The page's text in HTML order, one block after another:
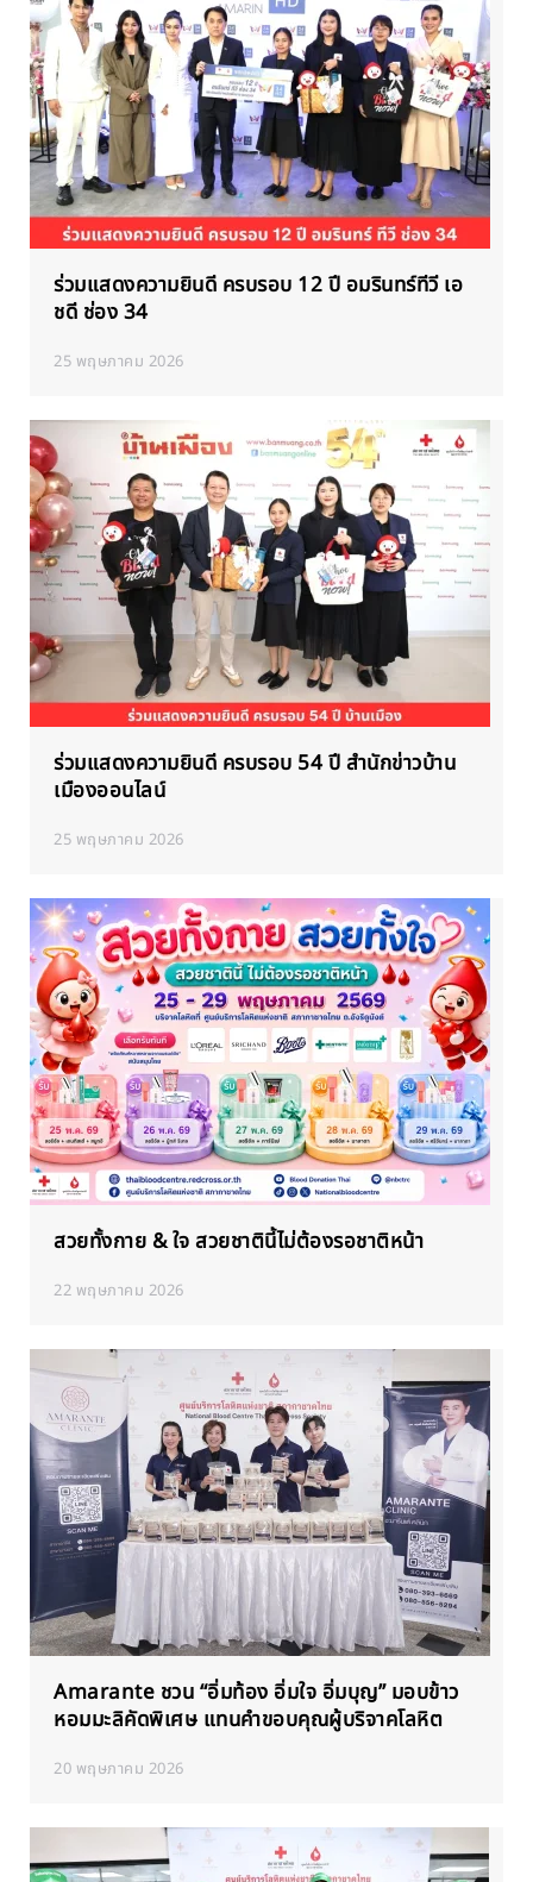
ร่วมแสดงความยินดี ครบรอบ 12 ปี อมรินทร์ทีวี เอ
ชดี ช่อง 34
25 พฤษภาคม 2026
ร่วมแสดงความยินดี ครบรอบ 54 ปี สำนักข่าวบ้าน
เมืองออนไลน์
25 พฤษภาคม 2026
สวยทั้งกาย & ใจ สวยชาตินี้ไม่ต้องรอชาติหน้า
22 พฤษภาคม 2026
Amarante ชวน “อิ่มท้อง อิ่มใจ อิ่มบุญ” มอบข้าว
หอมมะลิคัดพิเศษ แทนคำขอบคุณผู้บริจาคโลหิต
20 พฤษภาคม 2026